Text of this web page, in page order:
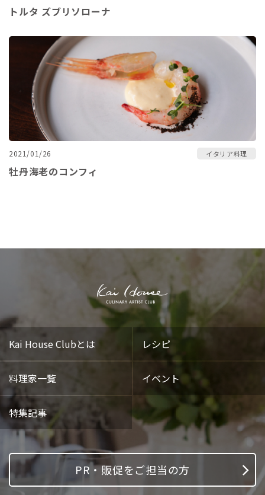
トルタ ズブリソローナ
2021/01/26 イタリア料理
牡丹海老のコンフィ
Kai House Clubとは レシピ
料理家一覧 イベント
特集記事
PR・販促をご担当の方